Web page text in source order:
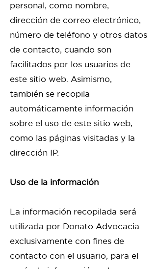
personal, como nombre,
dirección de correo electrónico,
número de teléfono y otros datos
de contacto, cuando son
facilitados por los usuarios de
este sitio web. Asimismo,
también se recopila
automáticamente información
sobre el uso de este sitio web,
como las páginas visitadas y la
dirección IP.
Uso de la información
La información recopilada será
utilizada por Donato Advocacia
exclusivamente con fines de
contacto con el usuario, para el